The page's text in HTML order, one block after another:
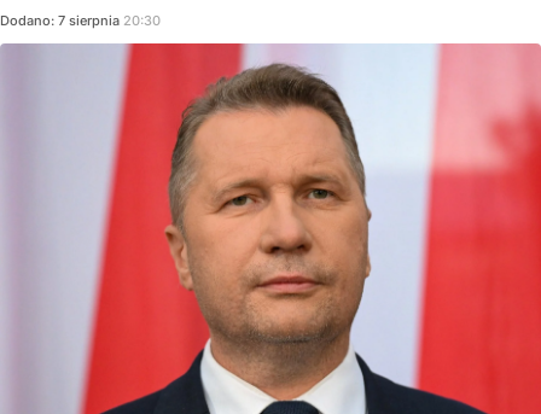
Dodano: 7 sierpnia 20:30